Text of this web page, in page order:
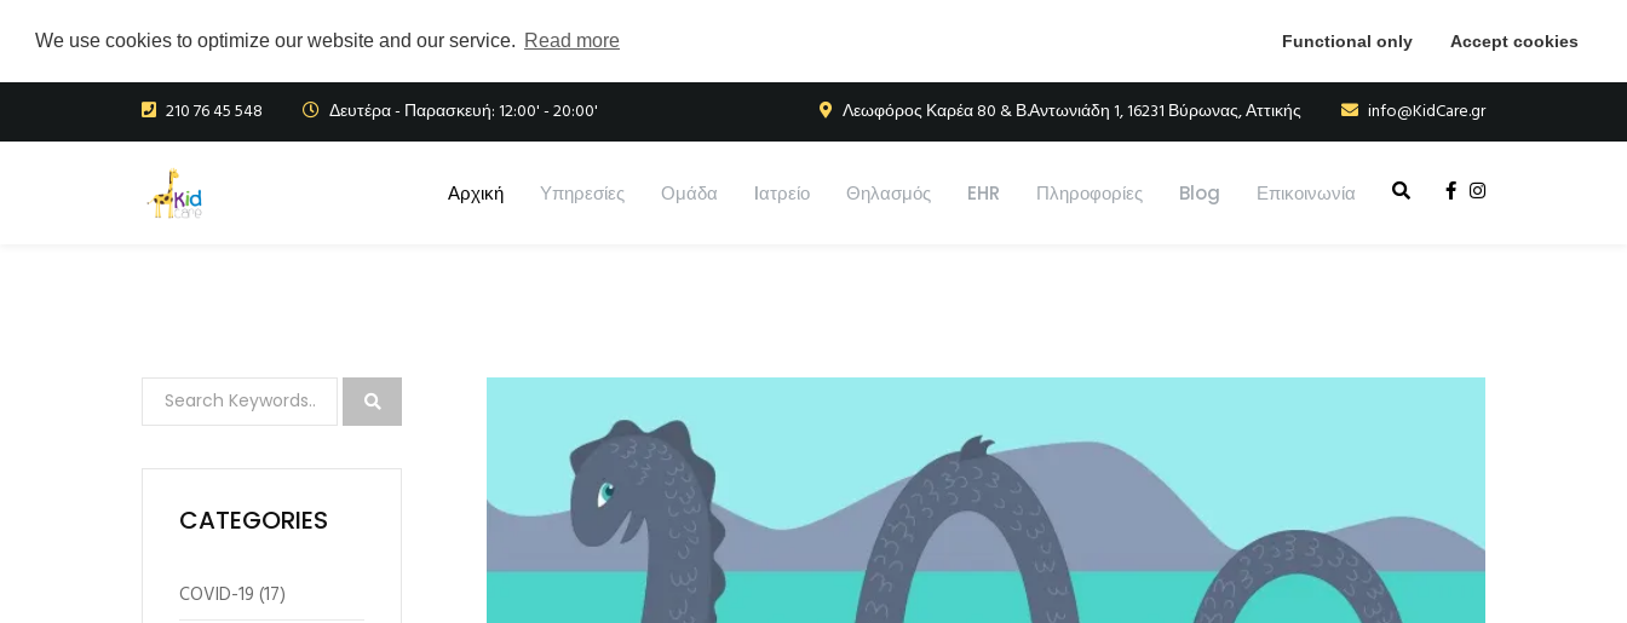
We use cookies to optimize our website and our service. Read more Functional only Accept cookies
210 76 45 548 Δευτέρα - Παρασκευή: 12:00' - 20:00' Λεωφόρος Καρέα 80 & Β.Αντωνιάδη 1, 16231 Βύρωνας, Αττικής info@KidCare.gr
Αρχική Υπηρεσίες Ομάδα Iατρείο Θηλασμός EHR Πληροφορίες Blog Επικοινωνία
CATEGORIES
COVID-19 (17)